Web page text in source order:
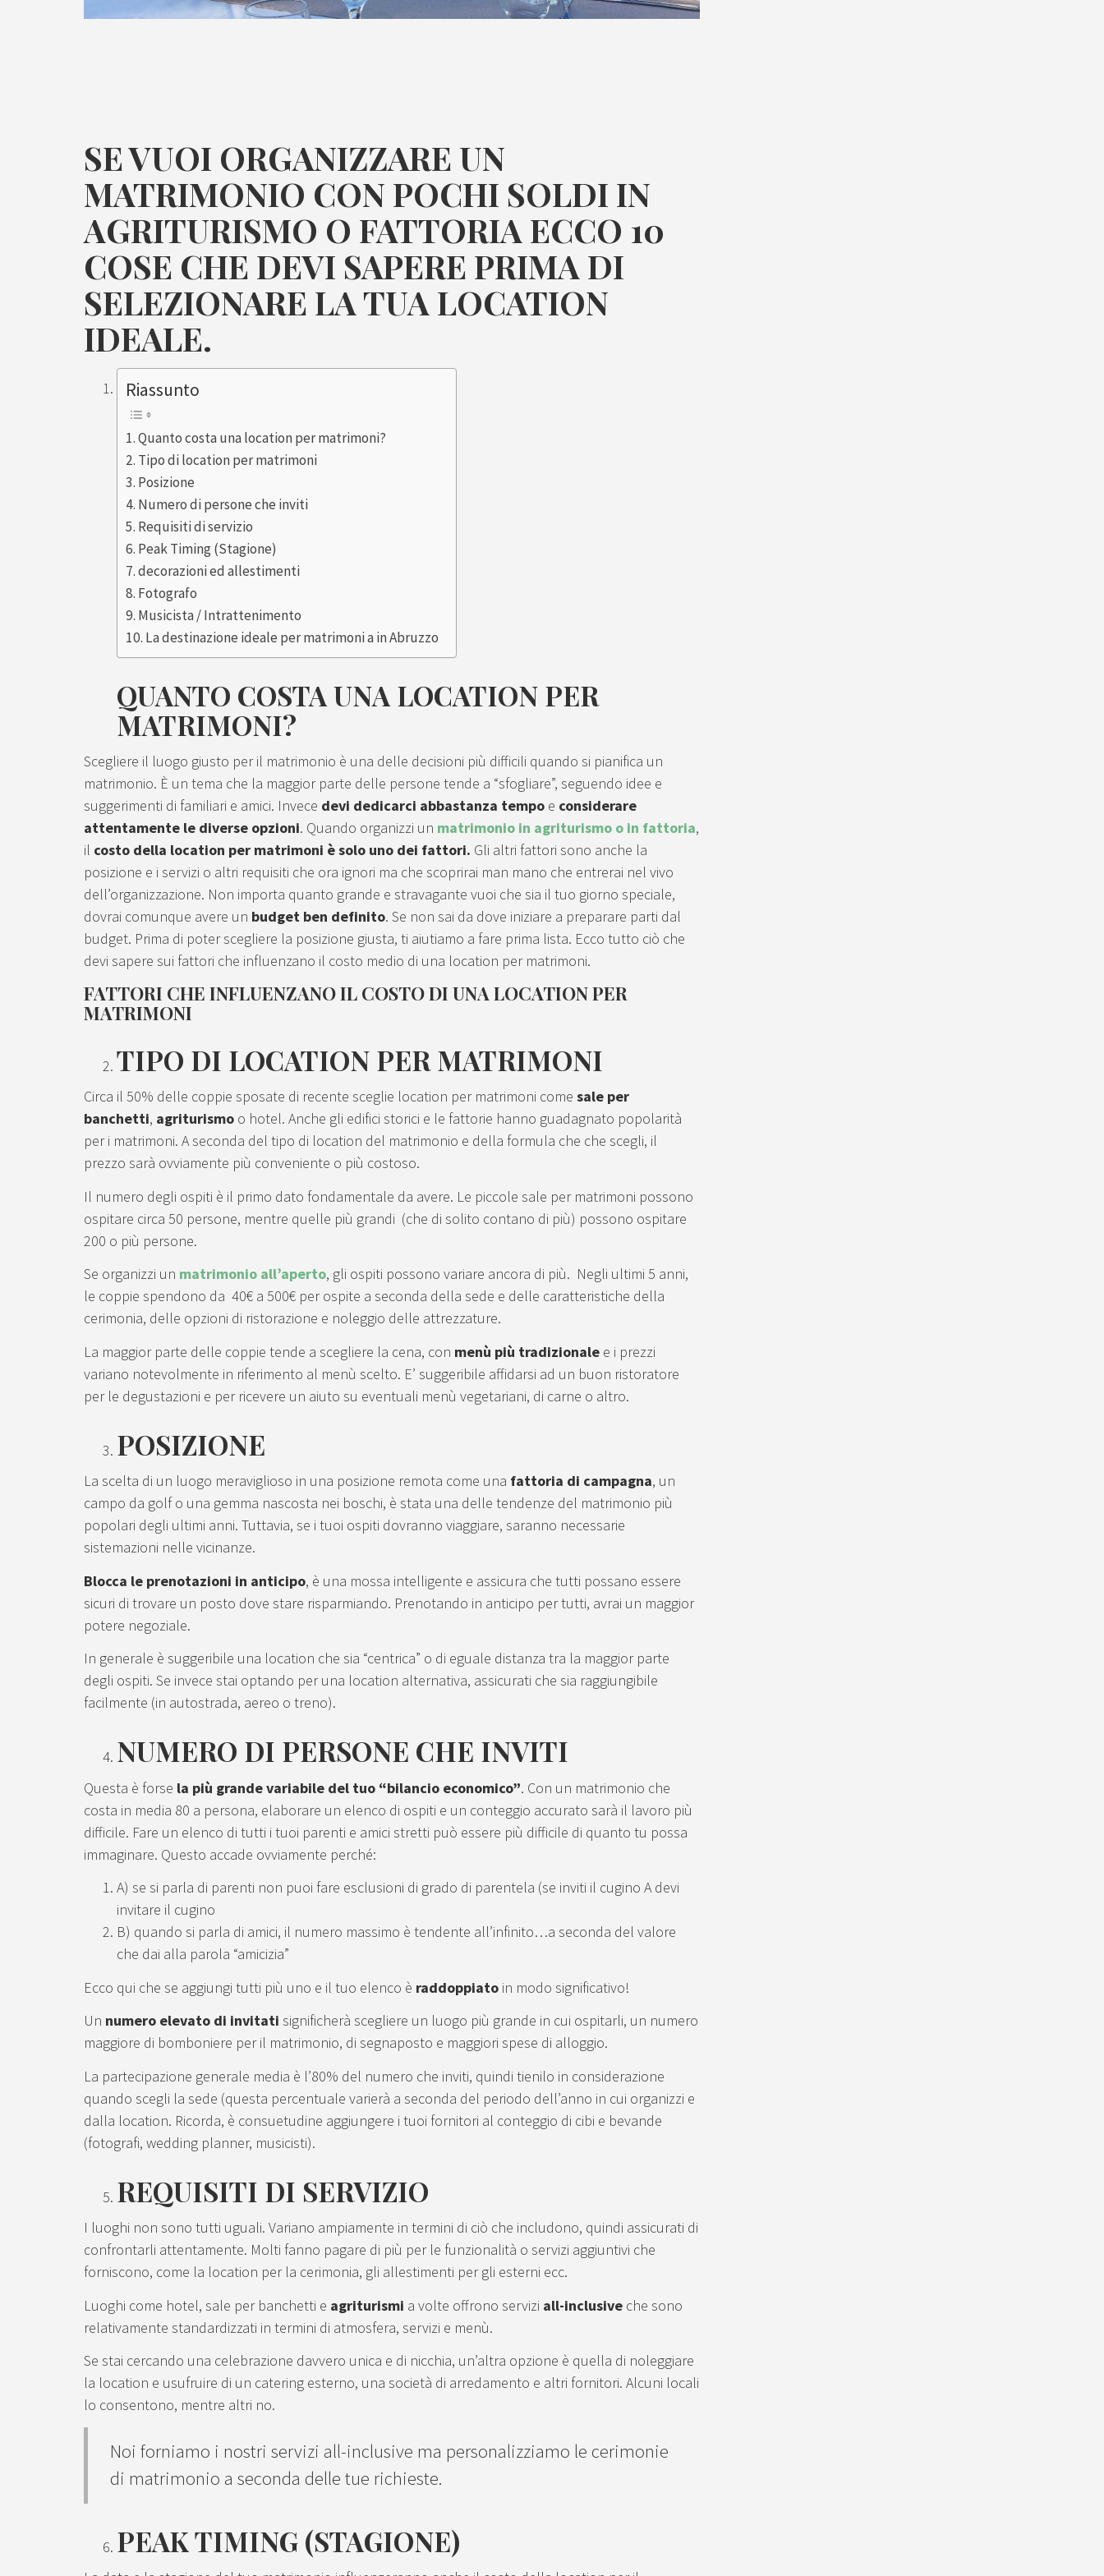
SE VUOI ORGANIZZARE UN
MATRIMONIO CON POCHI SOLDI IN
AGRITURISMO O FATTORIA ECCO 10
COSE CHE DEVI SAPERE PRIMA DI
SELEZIONARE LA TUA LOCATION
IDEALE.
Riassunto
Quanto costa una location per matrimoni?
Tipo di location per matrimoni
Posizione
Numero di persone che inviti
Requisiti di servizio
Peak Timing (Stagione)
decorazioni ed allestimenti
Fotografo
Musicista / Intrattenimento
La destinazione ideale per matrimoni a in Abruzzo
QUANTO COSTA UNA LOCATION PER
MATRIMONI?
Scegliere il luogo giusto per il matrimonio è una delle decisioni più difficili quando si pianifica un
matrimonio. È un tema che la maggior parte delle persone tende a “sfogliare”, seguendo idee e
suggerimenti di familiari e amici. Invece devi dedicarci abbastanza tempo e considerare
attentamente le diverse opzioni. Quando organizzi un matrimonio in agriturismo o in fattoria,
il costo della location per matrimoni è solo uno dei fattori. Gli altri fattori sono anche la
posizione e i servizi o altri requisiti che ora ignori ma che scoprirai man mano che entrerai nel vivo
dell’organizzazione. Non importa quanto grande e stravagante vuoi che sia il tuo giorno speciale,
dovrai comunque avere un budget ben definito. Se non sai da dove iniziare a preparare parti dal
budget. Prima di poter scegliere la posizione giusta, ti aiutiamo a fare prima lista. Ecco tutto ciò che
devi sapere sui fattori che influenzano il costo medio di una location per matrimoni.
FATTORI CHE INFLUENZANO IL COSTO DI UNA LOCATION PER
MATRIMONI
TIPO DI LOCATION PER MATRIMONI
Circa il 50% delle coppie sposate di recente sceglie location per matrimoni come sale per
banchetti, agriturismo o hotel. Anche gli edifici storici e le fattorie hanno guadagnato popolarità
per i matrimoni. A seconda del tipo di location del matrimonio e della formula che che scegli, il
prezzo sarà ovviamente più conveniente o più costoso.
Il numero degli ospiti è il primo dato fondamentale da avere. Le piccole sale per matrimoni possono
ospitare circa 50 persone, mentre quelle più grandi (che di solito contano di più) possono ospitare
200 o più persone.
Se organizzi un matrimonio all’aperto, gli ospiti possono variare ancora di più. Negli ultimi 5 anni,
le coppie spendono da 40€ a 500€ per ospite a seconda della sede e delle caratteristiche della
cerimonia, delle opzioni di ristorazione e noleggio delle attrezzature.
La maggior parte delle coppie tende a scegliere la cena, con menù più tradizionale e i prezzi
variano notevolmente in riferimento al menù scelto. E’ suggeribile affidarsi ad un buon ristoratore
per le degustazioni e per ricevere un aiuto su eventuali menù vegetariani, di carne o altro.
POSIZIONE
La scelta di un luogo meraviglioso in una posizione remota come una fattoria di campagna, un
campo da golf o una gemma nascosta nei boschi, è stata una delle tendenze del matrimonio più
popolari degli ultimi anni. Tuttavia, se i tuoi ospiti dovranno viaggiare, saranno necessarie
sistemazioni nelle vicinanze.
Blocca le prenotazioni in anticipo, è una mossa intelligente e assicura che tutti possano essere
sicuri di trovare un posto dove stare risparmiando. Prenotando in anticipo per tutti, avrai un maggior
potere negoziale.
In generale è suggeribile una location che sia “centrica” o di eguale distanza tra la maggior parte
degli ospiti. Se invece stai optando per una location alternativa, assicurati che sia raggiungibile
facilmente (in autostrada, aereo o treno).
NUMERO DI PERSONE CHE INVITI
Questa è forse la più grande variabile del tuo “bilancio economico”. Con un matrimonio che
costa in media 80 a persona, elaborare un elenco di ospiti e un conteggio accurato sarà il lavoro più
difficile. Fare un elenco di tutti i tuoi parenti e amici stretti può essere più difficile di quanto tu possa
immaginare. Questo accade ovviamente perché:
A) se si parla di parenti non puoi fare esclusioni di grado di parentela (se inviti il cugino A devi
invitare il cugino
B) quando si parla di amici, il numero massimo è tendente all’infinito…a seconda del valore
che dai alla parola “amicizia”
Ecco qui che se aggiungi tutti più uno e il tuo elenco è raddoppiato in modo significativo!
Un numero elevato di invitati significherà scegliere un luogo più grande in cui ospitarli, un numero
maggiore di bomboniere per il matrimonio, di segnaposto e maggiori spese di alloggio.
La partecipazione generale media è l’80% del numero che inviti, quindi tienilo in considerazione
quando scegli la sede (questa percentuale varierà a seconda del periodo dell’anno in cui organizzi e
dalla location. Ricorda, è consuetudine aggiungere i tuoi fornitori al conteggio di cibi e bevande
(fotografi, wedding planner, musicisti).
REQUISITI DI SERVIZIO
I luoghi non sono tutti uguali. Variano ampiamente in termini di ciò che includono, quindi assicurati di
confrontarli attentamente. Molti fanno pagare di più per le funzionalità o servizi aggiuntivi che
forniscono, come la location per la cerimonia, gli allestimenti per gli esterni ecc.
Luoghi come hotel, sale per banchetti e agriturismi a volte offrono servizi all-inclusive che sono
relativamente standardizzati in termini di atmosfera, servizi e menù.
Se stai cercando una celebrazione davvero unica e di nicchia, un’altra opzione è quella di noleggiare
la location e usufruire di un catering esterno, una società di arredamento e altri fornitori. Alcuni locali
lo consentono, mentre altri no.
Noi forniamo i nostri servizi all-inclusive ma personalizziamo le cerimonie
di matrimonio a seconda delle tue richieste.
PEAK TIMING (STAGIONE)